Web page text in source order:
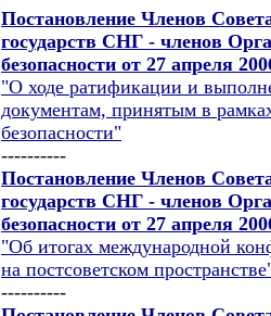
Постановление Членов
государств СНГ - членов
безопасности от 27 апреля
"О ходе ратификации и
документам, принятым в
безопасности"
----------
Постановление Членов
государств СНГ - членов
безопасности от 27 апреля
"Об итогах международной
на постсоветском
----------